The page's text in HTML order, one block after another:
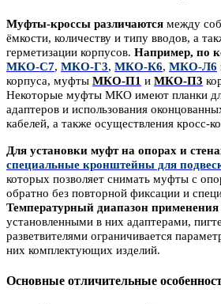
Муфты-кроссы различаются между
ёмкости, количеству и типу вводов, а
герметизации корпусов. Например, по
МКО-С7, МКО-Г3, МКО-К6, МКО-Л6
корпуса, муфты МКО-П1 и МКО-П3
Некоторые муфты МКО имеют планки
адаптеров и использования
кабелей, а также осуществления кросс-
Для установки муфт на опорах и
специальные кронштейны для
которых позволяет снимать муфты с
обратно без повторной фиксации и
Температурный диапазон применения
установленными в них адаптерами,
разветвителями ограничивается
них комплектующих изделий.
Основные отличительные